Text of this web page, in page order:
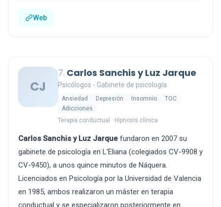
Web
CJ
7. Carlos Sanchis y Luz Jarque
Psicólogos - Gabinete de psicología
Ansiedad Depresión Insomnio
TOC
Adicciones
Terapia conductual · Hipnosis clínica
Carlos Sanchis y Luz Jarque fundaron en 2007 su
gabinete de psicología en L'Eliana (colegiados CV-9908 y
CV-9450), a unos quince minutos de Náquera.
Licenciados en Psicología por la Universidad de Valencia
en 1985, ambos realizaron un máster en terapia
conductual y se especializaron posteriormente en